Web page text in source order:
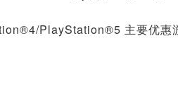
PlayStation®5 主要优惠游